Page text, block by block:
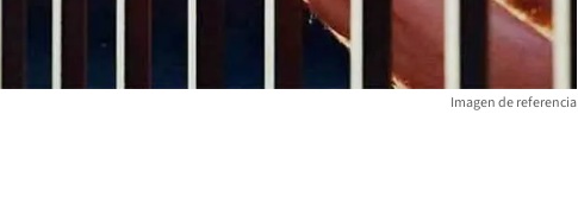
Imagen de referencia